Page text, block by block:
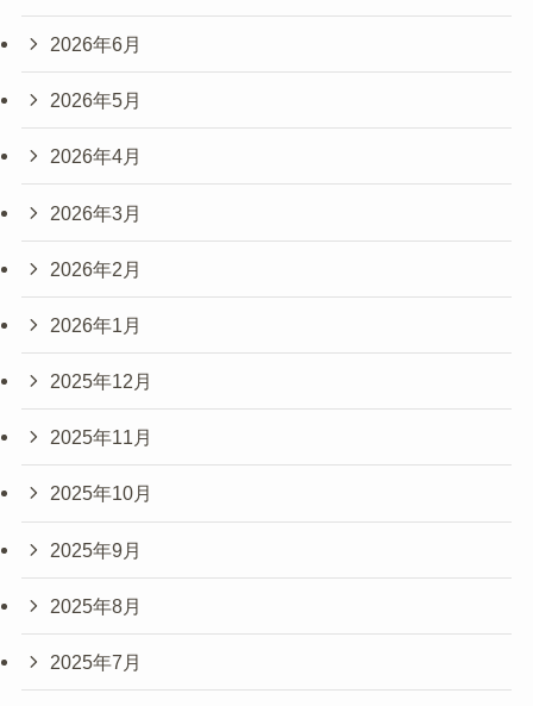
2026年6月
2026年5月
2026年4月
2026年3月
2026年2月
2026年1月
2025年12月
2025年11月
2025年10月
2025年9月
2025年8月
2025年7月